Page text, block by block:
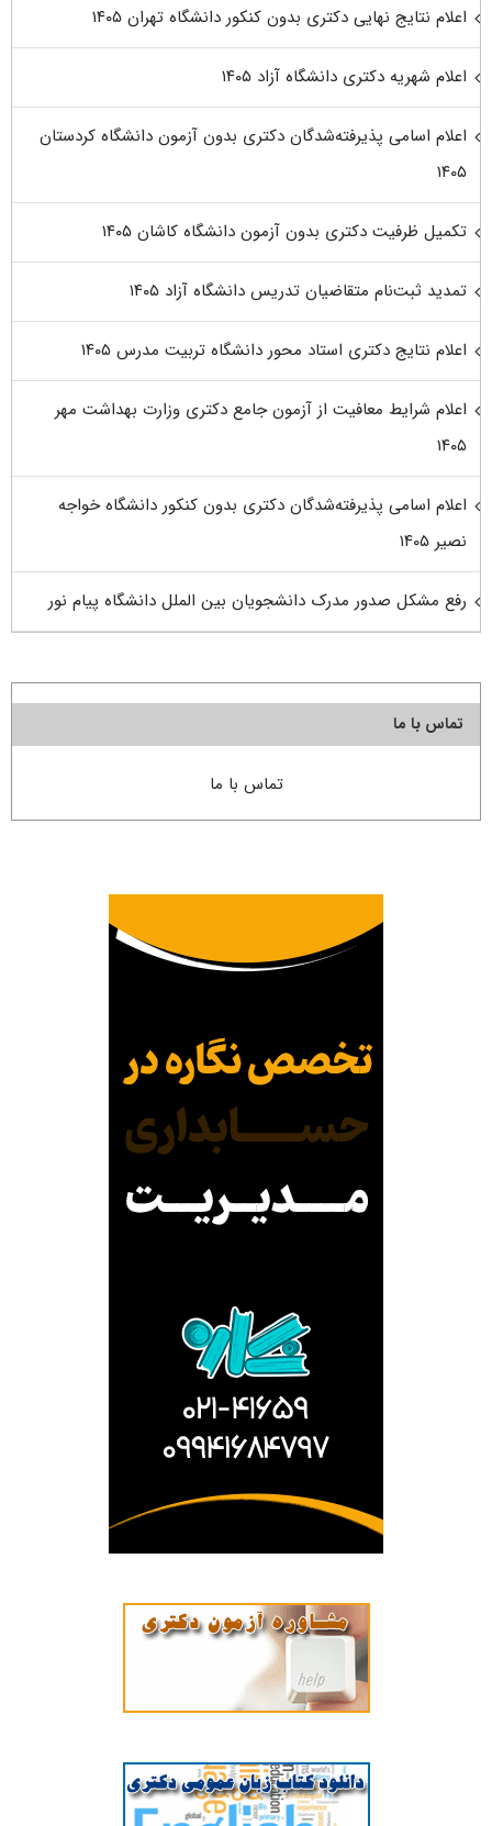
اعلام نتایج نهایی دکتری بدون کنکور دانشگاه تهران ۱۴۰۵
اعلام شهریه دکتری دانشگاه آزاد ۱۴۰۵
اعلام اسامی پذیرفته‌شدگان دکتری بدون آزمون دانشگاه کردستان
۱۴۰۵
تکمیل ظرفیت دکتری بدون آزمون دانشگاه کاشان ۱۴۰۵
تمدید ثبت‌نام متقاضیان تدریس دانشگاه آزاد ۱۴۰۵
اعلام نتایج دکتری استاد محور دانشگاه تربیت مدرس ۱۴۰۵
اعلام شرایط معافیت از آزمون جامع دکتری وزارت بهداشت مهر
۱۴۰۵
اعلام اسامی پذیرفته‌شدگان دکتری بدون کنکور دانشگاه خواجه
نصیر ۱۴۰۵
رفع مشکل صدور مدرک دانشجویان بین الملل دانشگاه پیام نور
تماس با ما
تماس با ما